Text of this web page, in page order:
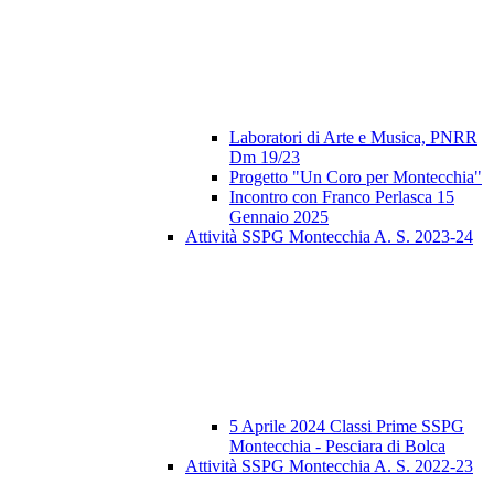
Laboratori di Arte e Musica, PNRR
Dm 19/23
Progetto "Un Coro per Montecchia"
Incontro con Franco Perlasca 15
Gennaio 2025
Attività SSPG Montecchia A. S. 2023-24
5 Aprile 2024 Classi Prime SSPG
Montecchia - Pesciara di Bolca
Attività SSPG Montecchia A. S. 2022-23